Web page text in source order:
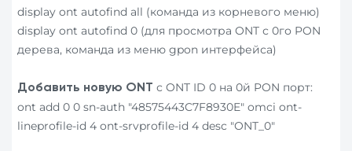
display ont autofind all (команда из корневого меню)
display ont autofind 0 (для просмотра ONT с 0го PON
дерева, команда из меню gpon интерфейса)
Добавить новую ONT с ONT ID 0 на 0й PON порт:
ont add 0 0 sn-auth "48575443C7F8930E" omci ont-
lineprofile-id 4 ont-srvprofile-id 4 desc "ONT_0"